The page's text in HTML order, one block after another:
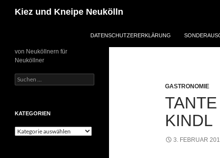
Inhalt
Kiez und Kneipe Neukölln
DATENSCHUTZERERKLÄRUNG
GASTRONOMIE
KINDL
3. FEBRUAR
von Neuköllnern für
Neuköllner
Suchen
nach:
KATEGORIEN
Kategorien